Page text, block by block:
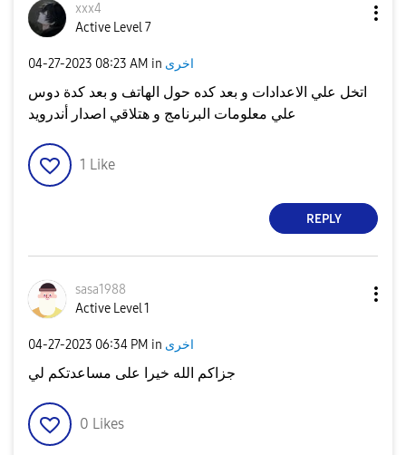
xxx4
Active Level 7
‎04-27-2023 08:23 AM in اخرى
اتخل علي الاعدادات و بعد كده حول الهاتف و بعد كدة دوس
علي معلومات البرنامج و هتلاقي اصدار أندرويد
1 Like
REPLY
sasa1988
Active Level 1
‎04-27-2023 06:34 PM in اخرى
جزاكم الله خيرا على مساعدتكم لي
0 Likes